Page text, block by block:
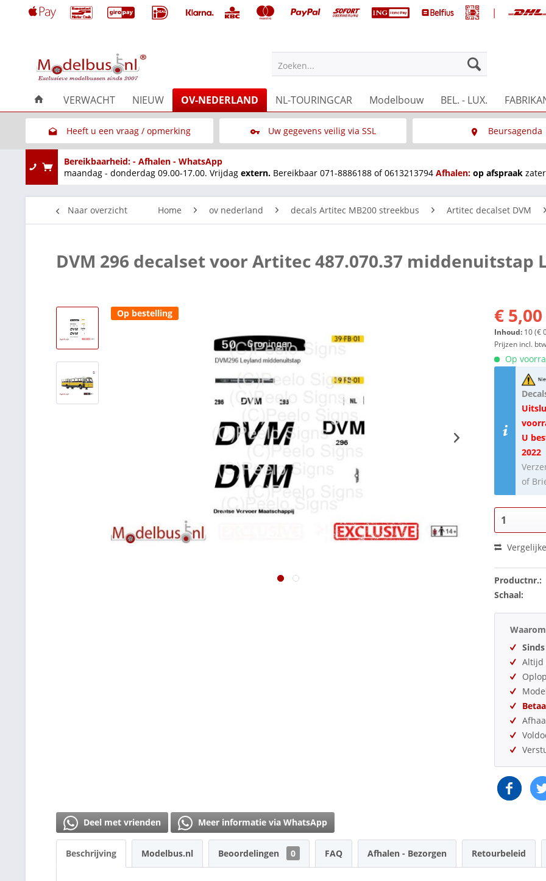
|
Zoeken...
VERWACHT NIEUW OV-NEDERLAND NL-TOURINGCAR Modelbouw BEL. - LUX.
Heeft u een vraag / opmerking
Link naar het contactformulier
Uw gegevens veilig via SSL Beursagenda
Bereikbaarheid: - Afhalen - WhatsApp
maandag - donderdag 09.00-17.00. Vrijdag extern. Bereikbaar 071-8886188 of 0613213794 Afhalen: op afspraak
Naar overzicht Home ov nederland decals Artitec MB200 streekbus Artitec decalset DVM
DVM 296 decalset voor Artitec 487.070.37 middenuitstap
Op bestelling €
Inhoud: 10 (€
Prijzen incl.
Op
U
2022
of
Productnr.:
Schaal:
Altijd
Deel met vrienden Meer informatie via WhatsApp
Beschrijving Modelbus.nl Beoordelingen 0 FAQ Afhalen - Bezorgen Retourbeleid